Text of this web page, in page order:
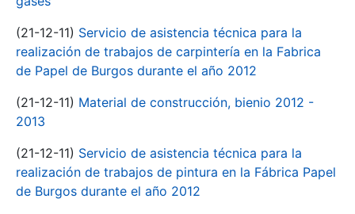
(21-12-11) Servicio de asistencia técnica para la
realización de trabajos de carpintería en la Fabrica
de Papel de Burgos durante el año 2012
(21-12-11) Material de construcción, bienio 2012 -
2013
(21-12-11) Servicio de asistencia técnica para la
realización de trabajos de pintura en la Fábrica Papel
de Burgos durante el año 2012